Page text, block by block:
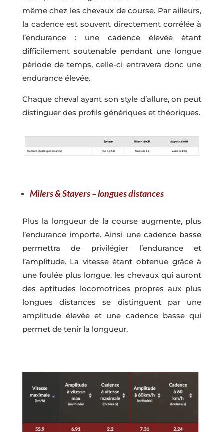
même chez les chevaux de course. Par ailleurs,
la cadence est souvent directement corrélée à
l’endurance : une cadence élevée étant
difficilement soutenable pendant une longue
période de temps, celle-ci entravera donc une
endurance élevée.
Chaque cheval ayant son style d’allure, on peut
distinguer des profils génériques et théoriques.
Milers & Stayers – longues distances
Plus la longueur de la course augmente, plus
l’endurance importe. Ainsi une cadence basse
permettra de privilégier l’endurance et
l’amplitude. La vitesse étant obtenue grâce à
une foulée plus longue, les chevaux qui auront
des aptitudes locomotrices propres aux plus
longues distances se distinguent par une
amplitude élevée et une cadence basse qui
permet de tenir la longueur.